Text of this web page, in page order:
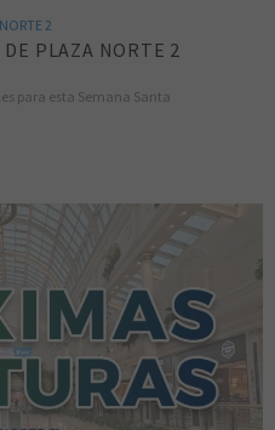
2
DE PLAZA NORTE 2
para esta Semana Santa